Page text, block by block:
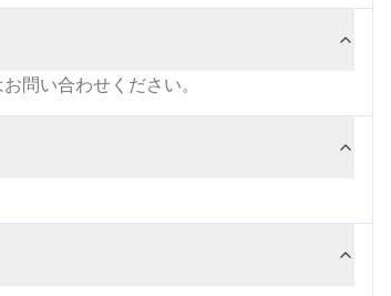
問い合わせください。